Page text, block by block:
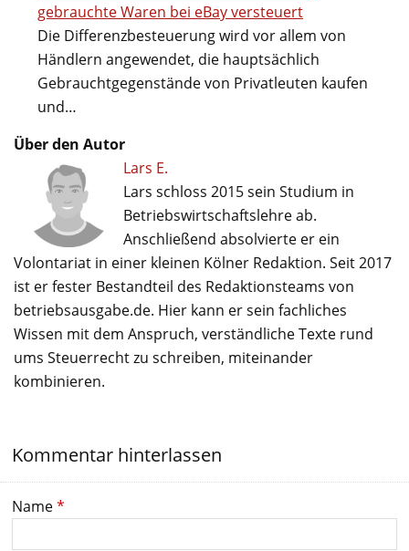
gebrauchte Waren bei eBay versteuert
Die Differenzbesteuerung wird vor allem von
Händlern angewendet, die hauptsächlich
Gebrauchtgegenstände von Privatleuten kaufen
und…
Über den Autor
Lars E.
Lars schloss 2015 sein Studium in
Betriebswirtschaftslehre ab.
Anschließend absolvierte er ein
Volontariat in einer kleinen Kölner Redaktion. Seit 2017
ist er fester Bestandteil des Redaktionsteams von
betriebsausgabe.de. Hier kann er sein fachliches
Wissen mit dem Anspruch, verständliche Texte rund
ums Steuerrecht zu schreiben, miteinander
kombinieren.
Kommentar hinterlassen
Name*